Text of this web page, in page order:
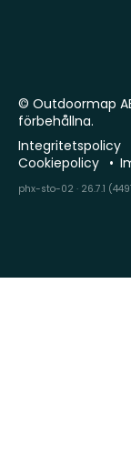
© Outdoormap
förbehållna.
Integritetspolicy
Cookiepolicy
phx-sto-02 · 26.7.1